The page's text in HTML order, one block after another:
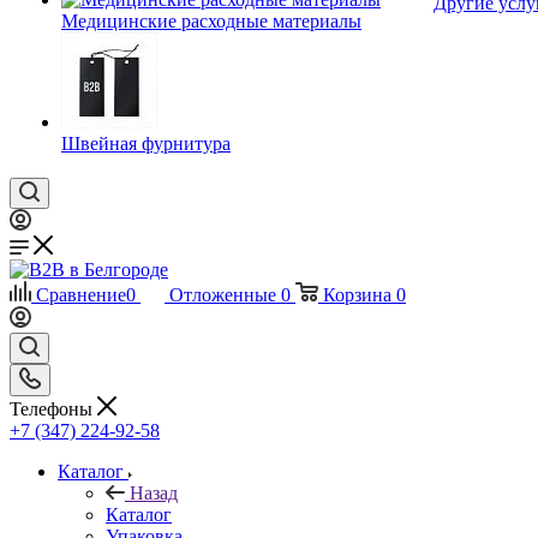
Медицинские расходные материалы
Швейная фурнитура
Сравнение0 Отложенные 0 Корзина 0
Телефоны
+7 (347) 224-92-58
Каталог
Назад
Каталог